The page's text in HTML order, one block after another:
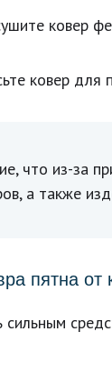
ковер
ковер для
что из-за
а также
пятна от
сильным